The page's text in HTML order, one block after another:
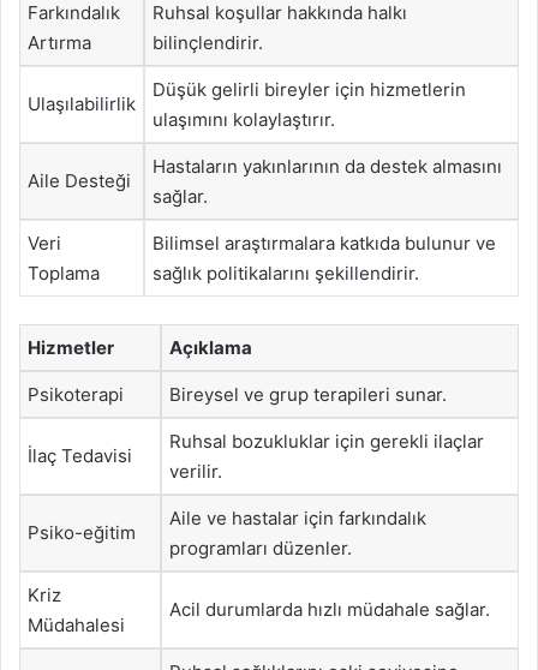
Farkındalık
Artırma
Ruhsal koşullar hakkında halkı
bilinçlendirir.
Ulaşılabilirlik
Düşük gelirli bireyler için hizmetlerin
ulaşımını kolaylaştırır.
Aile Desteği
Hastaların yakınlarının da destek almasını
sağlar.
Veri
Toplama
Bilimsel araştırmalara katkıda bulunur ve
sağlık politikalarını şekillendirir.
Hizmetler Açıklama
Psikoterapi Bireysel ve grup terapileri sunar.
İlaç Tedavisi
Ruhsal bozukluklar için gerekli ilaçlar
verilir.
Psiko-eğitim
Aile ve hastalar için farkındalık
programları düzenler.
Kriz
Müdahalesi
Acil durumlarda hızlı müdahale sağlar.